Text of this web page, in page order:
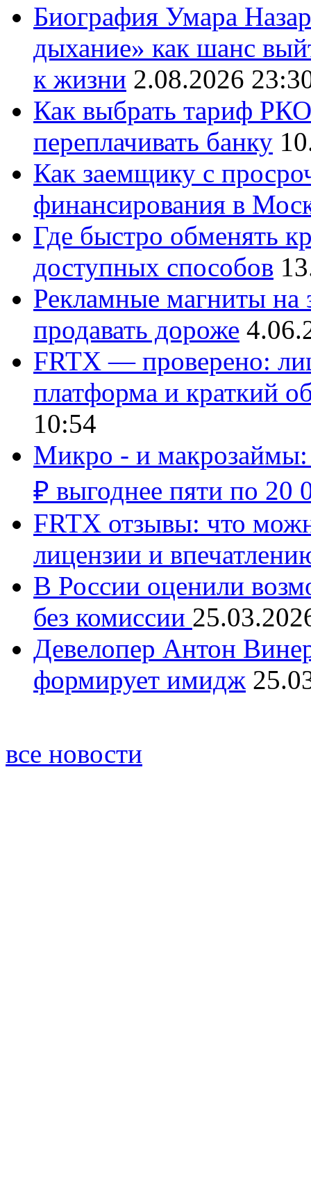
Биография Умара
дыхание» как шанс
к жизни 2.08.2026
Как выбрать тариф
переплачивать банку
Как заемщику с
финансирования в
Где быстро обменять
доступных способов
Рекламные магниты на
продавать дороже
FRTX — проверено:
платформа и краткий
10:54
Микро - и макрозаймы:
₽ выгоднее пяти по 20
FRTX отзывы: что
лицензии и
В России оценили
без комиссии
Девелопер Антон
формирует имидж
все новости